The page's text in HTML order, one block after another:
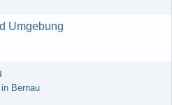
Umgebung
Bernau